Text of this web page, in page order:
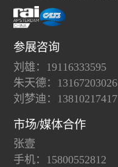
参展咨询
刘雄：19116333595
朱天德：13167203026
刘梦迪：13810217417
市场/媒体合作
张壹
手机：15800552812